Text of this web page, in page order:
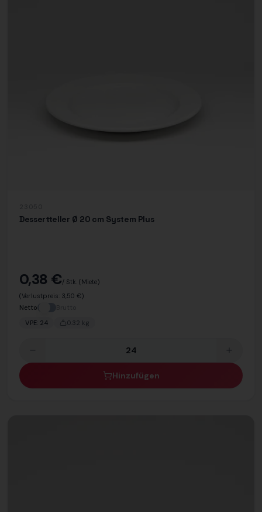
Dessertteller Ø 20 cm System Plus
0,38 €/ Stk.(Miete)
(Verlustpreis: 3,50 €)
Netto
VPE: 24 0.32 kg
Hinzufügen